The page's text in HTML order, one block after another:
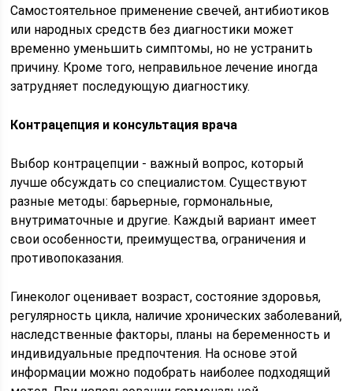
Самостоятельное применение свечей, антибиотиков
или народных средств без диагностики может
временно уменьшить симптомы, но не устранить
причину. Кроме того, неправильное лечение иногда
затрудняет последующую диагностику.
Контрацепция и консультация врача
Выбор контрацепции - важный вопрос, который
лучше обсуждать со специалистом. Существуют
разные методы: барьерные, гормональные,
внутриматочные и другие. Каждый вариант имеет
свои особенности, преимущества, ограничения и
противопоказания.
Гинеколог оценивает возраст, состояние здоровья,
регулярность цикла, наличие хронических заболеваний,
наследственные факторы, планы на беременность и
индивидуальные предпочтения. На основе этой
информации можно подобрать наиболее подходящий